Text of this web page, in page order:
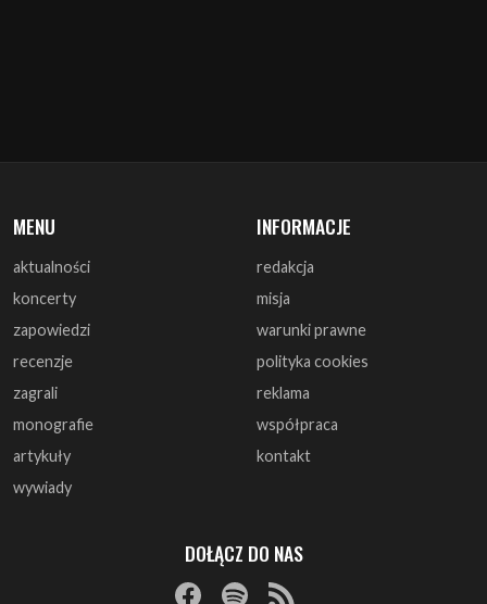
MENU
aktualności
koncerty
zapowiedzi
recenzje
zagrali
monografie
artykuły
wywiady
INFORMACJE
redakcja
misja
warunki prawne
polityka cookies
reklama
współpraca
kontakt
DOŁĄCZ DO NAS